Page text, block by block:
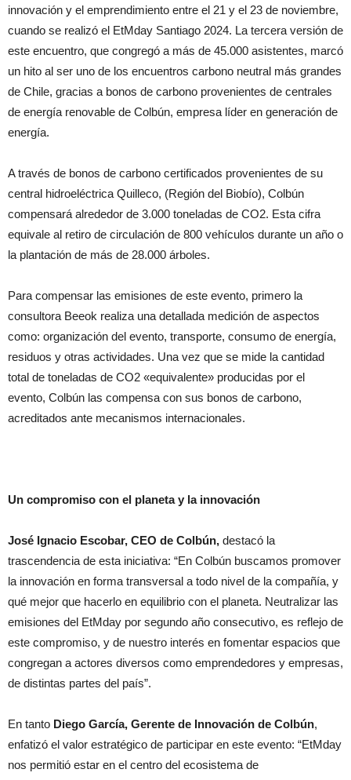
innovación y el emprendimiento entre el 21 y el 23 de noviembre,
cuando se realizó el EtMday Santiago 2024. La tercera versión de
este encuentro, que congregó a más de 45.000 asistentes, marcó
un hito al ser uno de los encuentros carbono neutral más grandes
de Chile, gracias a bonos de carbono provenientes de centrales
de energía renovable de Colbún, empresa líder en generación de
energía.
A través de bonos de carbono certificados provenientes de su
central hidroeléctrica Quilleco, (Región del Biobío), Colbún
compensará alrededor de 3.000 toneladas de CO2. Esta cifra
equivale al retiro de circulación de 800 vehículos durante un año o
la plantación de más de 28.000 árboles.
Para compensar las emisiones de este evento, primero la
consultora Beeok realiza una detallada medición de aspectos
como: organización del evento, transporte, consumo de energía,
residuos y otras actividades. Una vez que se mide la cantidad
total de toneladas de CO2 «equivalente» producidas por el
evento, Colbún las compensa con sus bonos de carbono,
acreditados ante mecanismos internacionales.
Un compromiso con el planeta y la innovación
José Ignacio Escobar, CEO de Colbún, destacó la
trascendencia de esta iniciativa: “En Colbún buscamos promover
la innovación en forma transversal a todo nivel de la compañía, y
qué mejor que hacerlo en equilibrio con el planeta. Neutralizar las
emisiones del EtMday por segundo año consecutivo, es reflejo de
este compromiso, y de nuestro interés en fomentar espacios que
congregan a actores diversos como emprendedores y empresas,
de distintas partes del país”.
En tanto Diego García, Gerente de Innovación de Colbún,
enfatizó el valor estratégico de participar en este evento: “EtMday
nos permitió estar en el centro del ecosistema de